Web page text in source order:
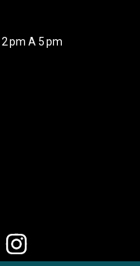
Pm A 5 Pm